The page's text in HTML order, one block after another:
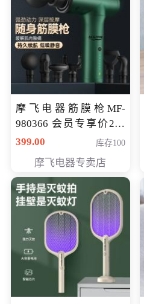
摩飞电器筋膜枪MF-
980366 会员专享价299
元
399.00 库存100
摩飞电器专卖店